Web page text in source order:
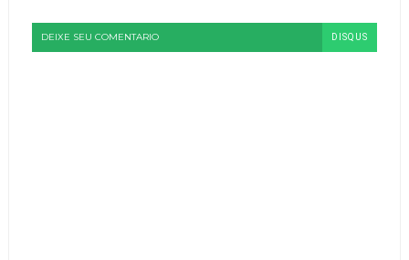
DEIXE SEU COMENTARIO DISQUS